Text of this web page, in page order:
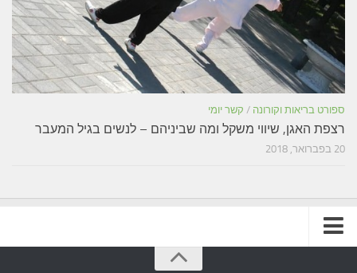
ספורט בריאות וקורונה / קשר יומי
רצפת האגן, שיווי משקל ומה שביניהם – לנשים בגיל המעבר
20 בפברואר, 2018